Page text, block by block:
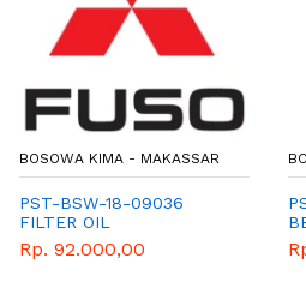
BOSOWA KIMA - MAKASSAR
PST-BSW-18-09036
FILTER OIL
Rp. 92.000,00